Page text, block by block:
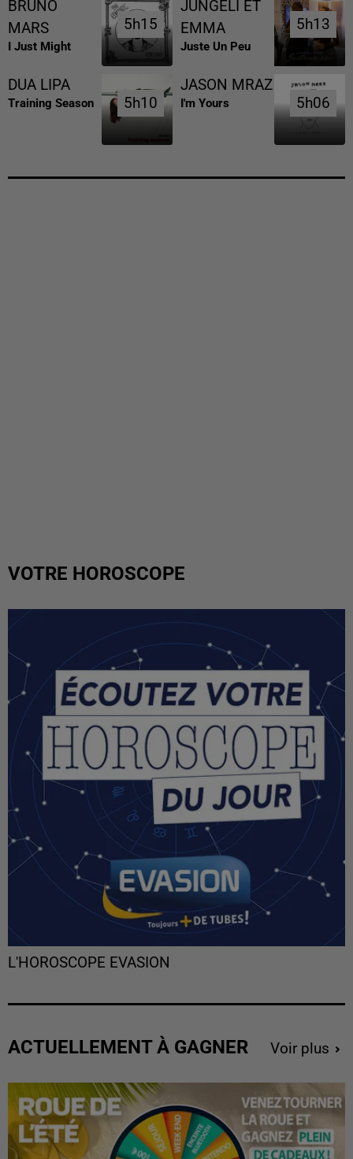
BRUNO
MARS
I Just Might
5h15
5h15
JUNGELI ET
EMMA
Juste Un Peu
5h13
5h13
DUA LIPA
Training Season 5h10
5h10
JASON MRAZ
I'm Yours 5h06
5h06
VOTRE HOROSCOPE
L'HOROSCOPE EVASION
ACTUELLEMENT À GAGNER Voir plus